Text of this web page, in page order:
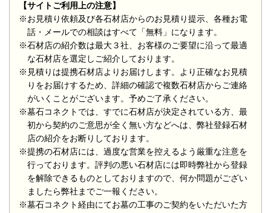
【サイトご利用上の注意】
※お見積り依頼及び各石材店からのお見積り提示、各種お電
話・メールでの相談はすべて「無料」になります。
※石材店の紹介数は最大３社、お客様のご要望に沿って最適
な石材店を選定しご紹介しております。
※見積りは提携石材店よりお届けします。より正確なお見積
りをお届けするため、詳細の確認で複数石材店からご連絡
がいくことがございます。予めご了承ください。
※墓石コネクトでは、すでに石材店が決定されている方、最
初から契約のご意思が全く無い方などへは、弊社登録石材
店の紹介をお断りしております。
※提携の石材店には、過度な営業を控えるよう厳重な注意を
行っております。評判の悪い石材店には即時弊社から登録
を解除できるものとしておりますので、何か問題がござい
ましたら弊社までご一報ください。
※墓石コネクト経由にてお墓の工事のご契約をいただいた方